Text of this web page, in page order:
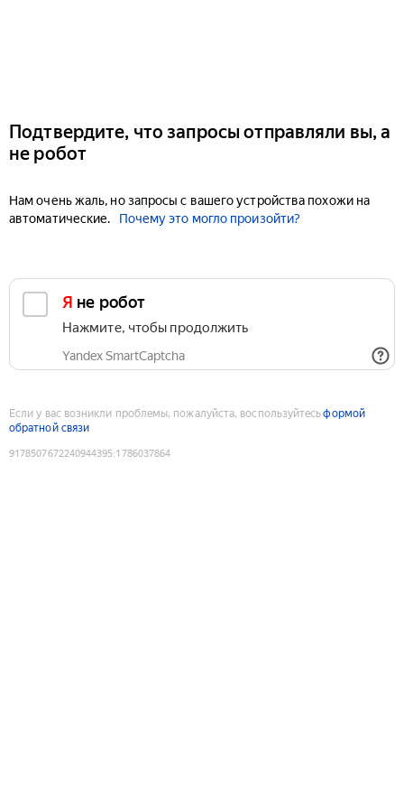
Подтвердите, что запросы отправляли вы, а
не робот
Нам очень жаль, но запросы с вашего устройства похожи на
автоматические.
Почему это могло произойти?
Я не робот
Нажмите, чтобы продолжить
Yandex SmartCaptcha
Если у вас возникли проблемы, пожалуйста, воспользуйтесьформой
обратной связи
9178507672240944395:1786037864